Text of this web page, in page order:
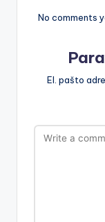
No comments
El. pašto